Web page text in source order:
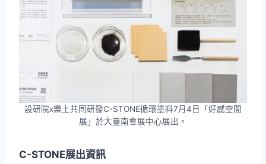
設研院x樂土共同研發C-STONE循環塗料7月4日「好感空間
展」於大臺南會展中心展出。
C-STONE展出資訊